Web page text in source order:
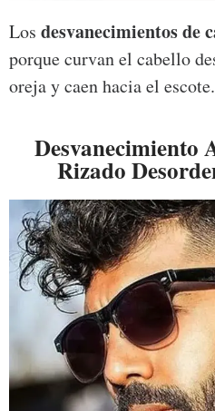
Los desvanecimientos de
porque curvan el cabello
oreja y caen hacia el escote.
Desvanecimiento
Rizado